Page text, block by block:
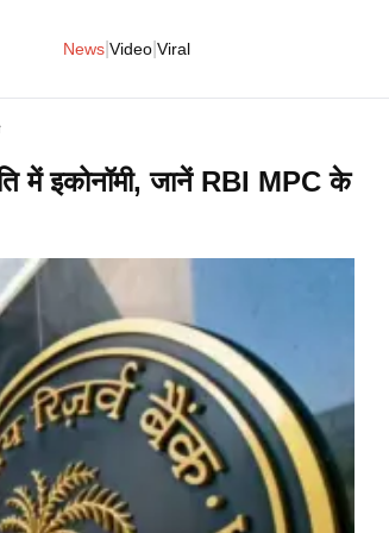
News Video Viral
में इकोनॉमी, जानें RBI MPC के